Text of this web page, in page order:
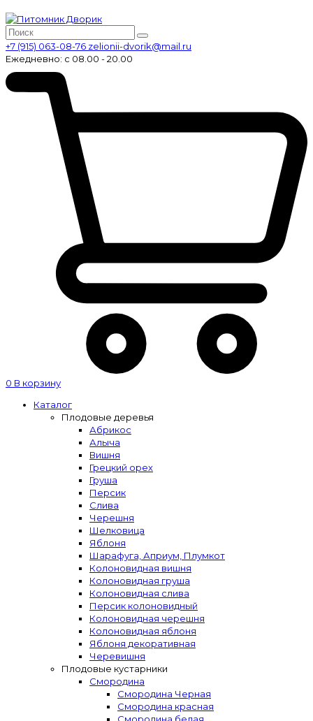
+7 (915) 063-08-76 zelionii-dvorik@mail.ru
Ежедневно: с 08.00 - 20.00
0 В корзину
Каталог
Плодовые деревья
Абрикос
Алыча
Вишня
Грецкий орех
Груша
Персик
Слива
Черешня
Шелковица
Яблоня
Шарафуга, Априум, Плумкот
Колоновидная вишня
Колоновидная груша
Колоновидная слива
Персик колоновидный
Колоновидная черешня
Колоновидная яблоня
Яблоня декоративная
Черевишня
Плодовые кустарники
Смородина
Смородина Черная
Смородина красная